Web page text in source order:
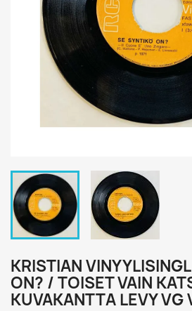
KRISTIAN
ON? / TOISET VAIN
KUVAKANTTA LEVY VG